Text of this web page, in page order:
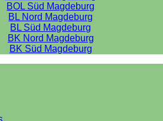
BOL Süd Magdeburg
BL Nord Magdeburg
BL Süd Magdeburg
BK Nord Magdeburg
BK Süd Magdeburg